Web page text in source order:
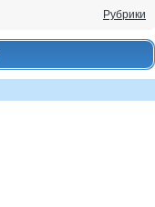
Рубрики